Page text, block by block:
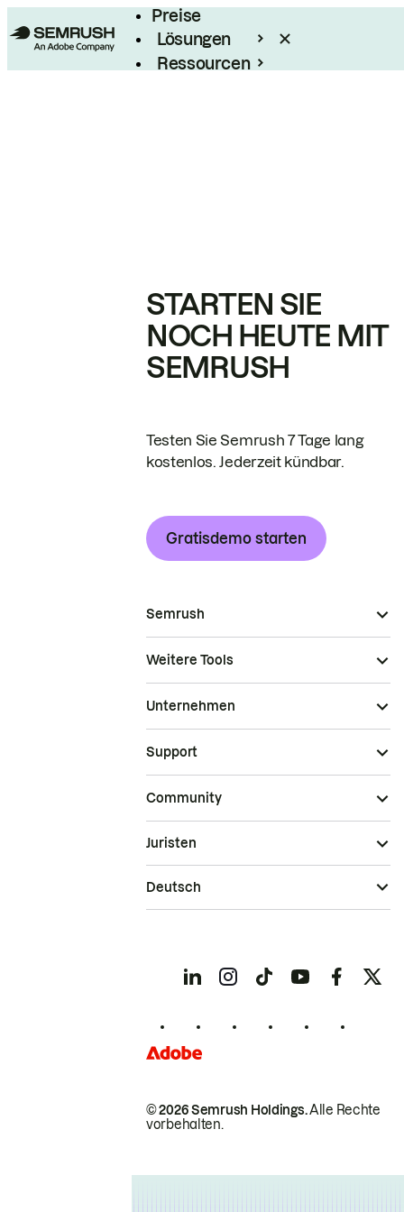
Preise
Lösungen
Ressourcen
STARTEN SIE
NOCH HEUTE MIT
SEMRUSH
Testen Sie Semrush 7 Tage lang
kostenlos. Jederzeit kündbar.
Gratisdemo starten
Semrush
Weitere Tools
Unternehmen
Support
Community
© 2026 Semrush Holdings.Alle Rechte
vorbehalten.
Juristen
Deutsch